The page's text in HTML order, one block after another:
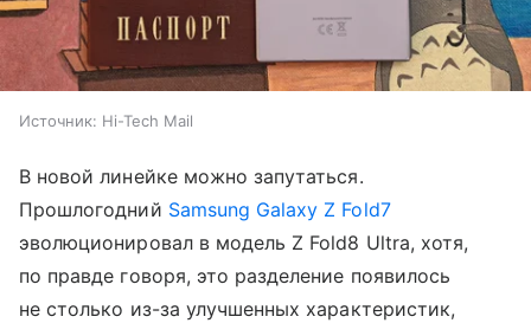
Источник: Hi-Tech Mail
В новой линейке можно запутаться.
Прошлогодний Samsung Galaxy Z Fold7
эволюционировал в модель Z Fold8 Ultra, хотя,
по правде говоря, это разделение появилось
не столько из-за улучшенных характеристик,